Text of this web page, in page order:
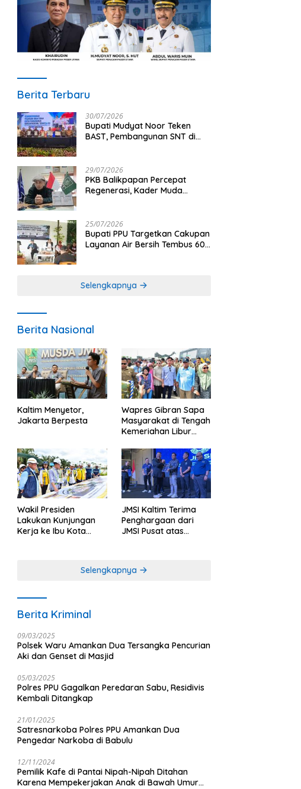
Berita Terbaru
30/07/2026
Bupati Mudyat Noor Teken
BAST, Pembangunan SNT di
29/07/2026
PKB Balikpapan Percepat
Regenerasi, Kader Muda
25/07/2026
Bupati PPU Targetkan Cakupan
Layanan Air Bersih Tembus 60
Selengkapnya
Berita Nasional
Kaltim Menyetor,
Jakarta Berpesta
Wapres Gibran Sapa
Masyarakat di Tengah
Kemeriahan Libur
Wakil Presiden
Lakukan Kunjungan
Kerja ke Ibu Kota
JMSI Kaltim Terima
Penghargaan dari
JMSI Pusat atas
Jurnalistik
Selengkapnya
Berita Kriminal
09/03/2025
Polsek Waru Amankan Dua Tersangka Pencurian
Aki dan Genset di Masjid
05/03/2025
Polres PPU Gagalkan Peredaran Sabu, Residivis
Kembali Ditangkap
21/01/2025
Satresnarkoba Polres PPU Amankan Dua
Pengedar Narkoba di Babulu
12/11/2024
Pemilik Kafe di Pantai Nipah-Nipah Ditahan
Karena Mempekerjakan Anak di Bawah Umur